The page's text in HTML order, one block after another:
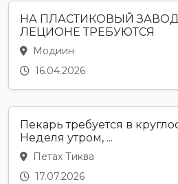
НА ПЛАСТИКОВЫЙ
ЛЕЦИОНЕ ТРЕБУЮТСЯ
Модиин
16.04.2026
Пекарь требуется в
Неделя утром, ...
Петах Тиква
17.07.2026